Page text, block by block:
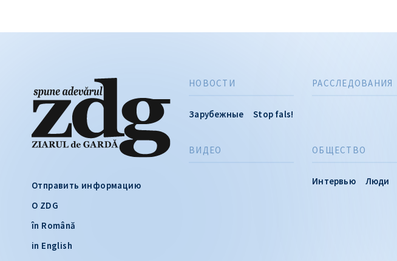
Отправить информацию
О ZDG
în Română
in English
НОВОСТИ
Зарубежные Stop fals!
РАССЛЕДОВАНИЯ
ОБЩЕСТВО
Интервью Люди
ВИДЕО